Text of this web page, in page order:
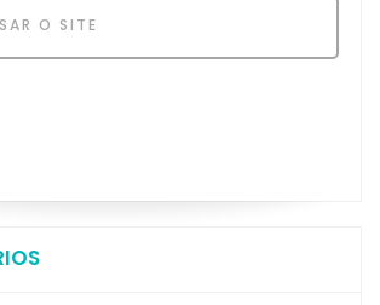
O SITE